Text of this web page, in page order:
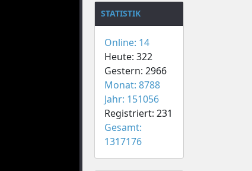
STATISTIK
Online: 14
Heute: 322
Gestern: 2966
Monat: 8788
Jahr: 151056
Registriert: 231
Gesamt:
1317176